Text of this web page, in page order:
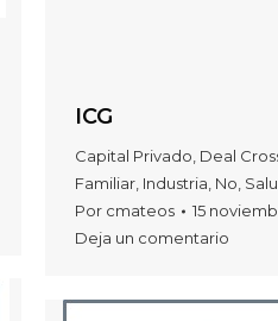
ICG
Capital Privado, Deal
Familiar, Industria, No,
Por cmateos
15
Deja un comentario